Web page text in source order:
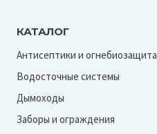
КАТАЛОГ
Антисептики и огнебиозащита
Водосточные системы
Дымоходы
Заборы и ограждения